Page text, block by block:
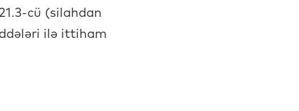
cü (silahdan
ilə ittiham